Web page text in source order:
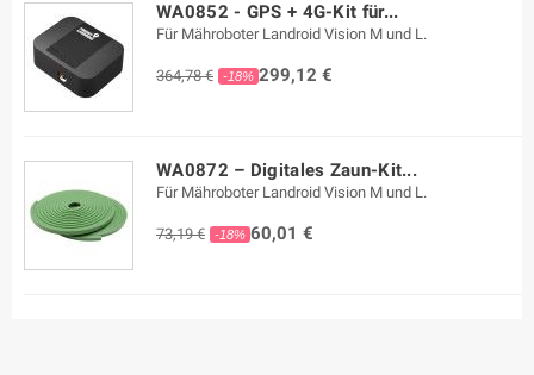
WA0852 - GPS + 4G-Kit für...
Für Mähroboter Landroid Vision M und L.
364,78 € -18% 299,12 €
WA0872 – Digitales Zaun-Kit...
Für Mähroboter Landroid Vision M und L.
73,19 € -18% 60,01 €